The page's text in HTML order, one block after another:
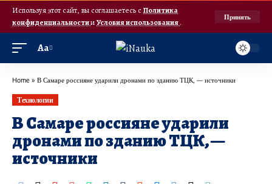
Используя этот сайт, вы соглашаетесь с Политика
конфиденциальностииУсловия использования.
Принять
Аа
Home » В Самаре россияне ударили дронами по зданию ТЦК, — источники
Технологии
В Самаре россияне ударили
дронами по зданию ТЦК, —
источники